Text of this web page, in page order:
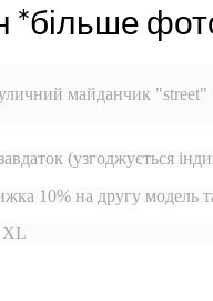
*більше
майданчик "street"
(узгоджується
10% на другу
XL